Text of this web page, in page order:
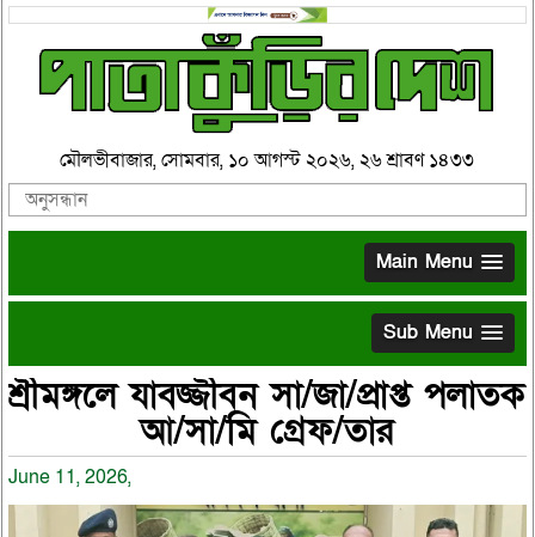
মৌলভীবাজার, সোমবার, ১০ আগস্ট ২০২৬, ২৬ শ্রাবণ ১৪৩৩
Main Menu
Sub Menu
শ্রীমঙ্গলে যাবজ্জীবন সা/জা/প্রাপ্ত পলাতক
আ/সা/মি গ্রেফ/তার
June 11, 2026,